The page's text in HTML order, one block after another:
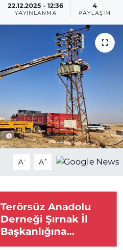
22.12.2025 - 12:36
YAYINLANMA
4
PAYLAŞIM
A- A+
Terörsüz Anadolu
Derneği Şırnak İl
Başkanlığına
Kahraman Oktay